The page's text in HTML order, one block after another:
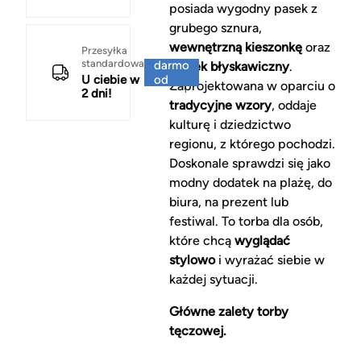
Przesyłka
standardowa
U ciebie w
2 dni!
darmo
od
150 zł
posiada wygodny pasek z
grubego sznura,
wewnętrzną kieszonkęoraz
zamek błyskawiczny.
Zaprojektowana w oparciu o
tradycyjne wzory, oddaje
kulturę i dziedzictwo
regionu, z którego pochodzi.
Doskonale sprawdzi się jako
modny dodatek na plażę, do
biura, na prezent lub
festiwal. To torba dla osób,
które chcą wyglądać
stylowoi wyrażać siebie w
każdej sytuacji.
Główne zalety torby
tęczowej.